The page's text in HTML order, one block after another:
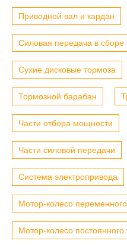
Приводной вал и кардан
Силовая передача в сборе
Сухие дисковые тормоза
Тормозной барабан
Части отбора мощности
Части силовой передачи
Система электропривода
Мотор-колесо переменного
Мотор-колесо постоянного